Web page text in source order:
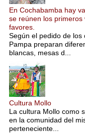
En Cochabamba hay
se reúnen los primeros
favores.
Según el pedido de los
Pampa preparan
blancas, mesas d...
Cultura Mollo
La cultura Mollo como
en la comunidad del
perteneciente...